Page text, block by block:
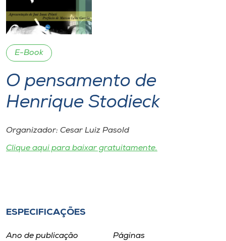
I.nova
CPA
Biblioteca
Museu
E-Book
O pensamento de
Henrique Stodieck
Organizador: Cesar Luiz Pasold
Clique aqui para baixar gratuitamente.
ESPECIFICAÇÕES
Ano de publicação
Páginas